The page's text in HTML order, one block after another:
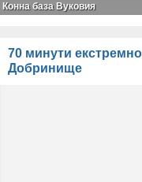
Конна база Вуковия
70 минути
Добринище